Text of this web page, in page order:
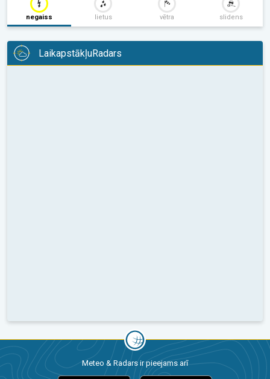
negaiss lietus vētra slidens
LaikapstākļuRadars
Meteo & Radars ir pieejams arī